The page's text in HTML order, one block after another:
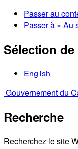
Passer au
Passer à « Au
Sélection
English
Gouvernement du
Recherche
Recherchez le site